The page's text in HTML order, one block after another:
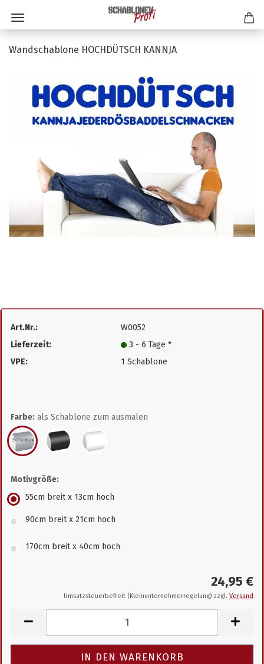
Wandschablone HOCHDÜTSCH KANNJA
Art.Nr.:
W0052
Lieferzeit:
3 - 6 Tage *
VPE:
1 Schablone
Farbe: als Schablone zum ausmalen
Motivgröße:
55cm breit x 13cm hoch
90cm breit x 21cm hoch
170cm breit x 40cm hoch
24,95 €
Umsatzsteuerbefreit (Kleinunternehmerregelung) zzgl. Versand